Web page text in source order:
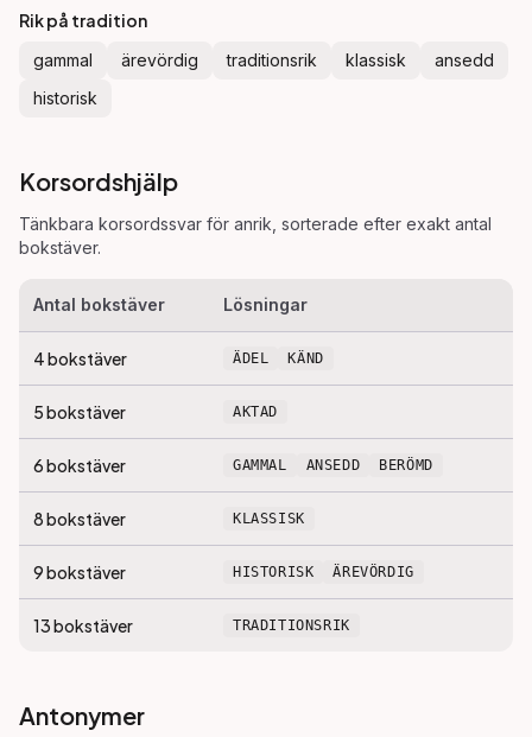
Rik på tradition
gammal ärevördig traditionsrik klassisk
ansedd
historisk
Korsordshjälp
Tänkbara korsordssvar för anrik , sorterade efter exakt antal
bokstäver.
Antal bokstäver Lösningar
4bokstäver ÄDEL KÄND
5bokstäver AKTAD
6bokstäver GAMMAL ANSEDD BERÖMD
8bokstäver KLASSISK
9bokstäver HISTORISK ÄREVÖRDIG
13bokstäver TRADITIONSRIK
Antonymer